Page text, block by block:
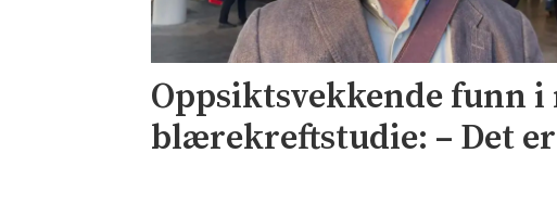
Oppsiktsvekkende funn i
blærekreftstudie: – Det